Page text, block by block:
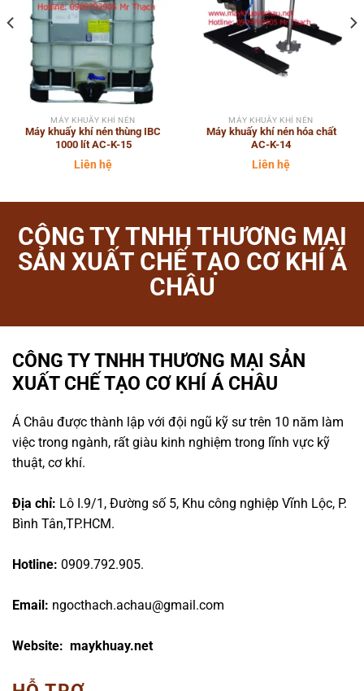
MÁY KHUẤY KHÍ NÉN
Máy khuấy khí nén thùng IBC
1000 lít AC-K-15
Liên hệ
MÁY KHUẤY KHÍ NÉN
Máy khuấy khí nén hóa chất
AC-K-14
Liên hệ
CÔNG TY TNHH THƯƠNG MẠI
SẢN XUẤT CHẾ TẠO CƠ KHÍ Á
CHÂU
CÔNG TY TNHH THƯƠNG MẠI SẢN
XUẤT CHẾ TẠO CƠ KHÍ Á CHÂU
Á Châu được thành lập với đội ngũ kỹ sư trên 10 năm làm
việc trong ngành, rất giàu kinh nghiệm trong lĩnh vực kỹ
thuật, cơ khí.
Địa chỉ: Lô I.9/1, Đường số 5, Khu công nghiệp Vĩnh Lộc, P.
Bình Tân,TP.HCM.
Hotline: 0909.792.905.
Email: ngocthach.achau@gmail.com
Website: maykhuay.net